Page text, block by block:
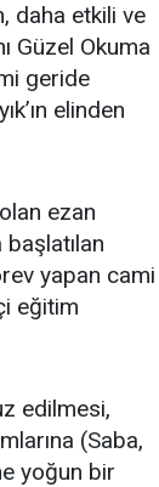
daha etkili ve
Güzel Okuma
geride
elinden
ezan
yapan cami
eğitim
edilmesi,
(Saba,
yoğun bir